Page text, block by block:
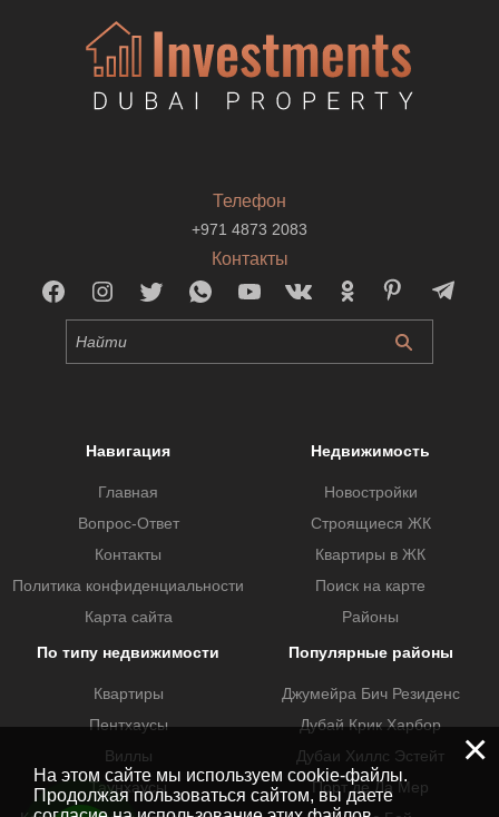
Телефон
+971 4873 2083
Контакты
Навигация
Главная
Вопрос-Ответ
Контакты
Политика конфиденциальности
Карта сайта
Недвижимость
Новостройки
Строящиеся ЖК
Квартиры в ЖК
Поиск на карте
Районы
По типу недвижимости
Квартиры
Пентхаусы
Виллы
Таунхаусы
Популярные районы
Джумейра Бич Резиденс
Дубай Крик Харбор
Дубаи Хиллс Эстейт
Порт де Ла Мер
×
На этом сайте мы используем cookie-файлы.
Продолжая пользоваться сайтом, вы даете